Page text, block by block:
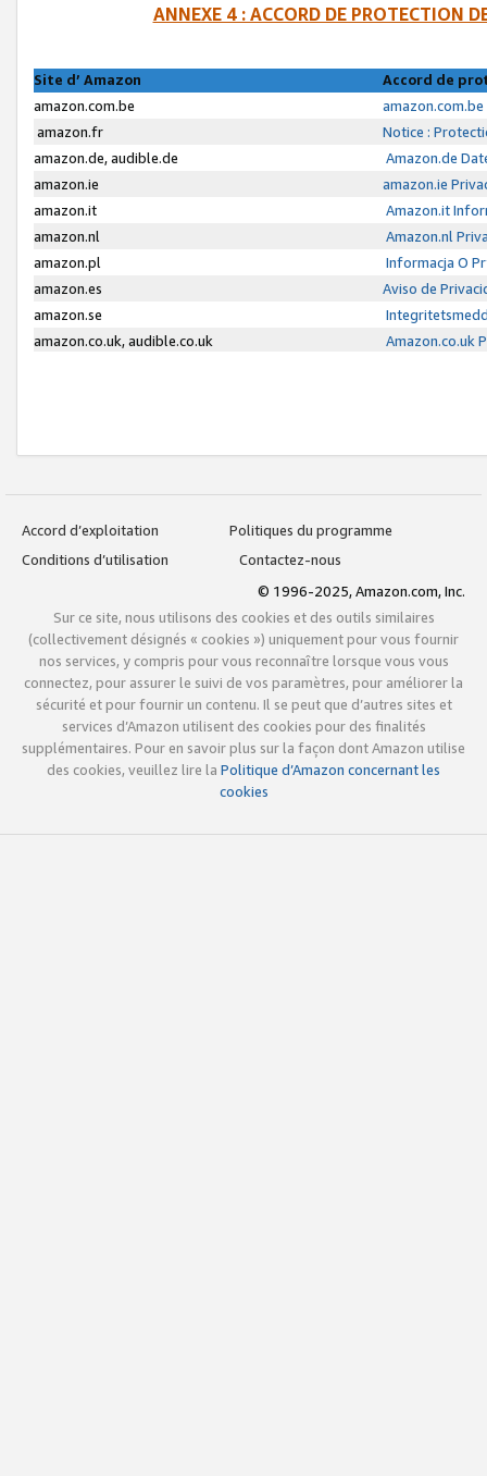
ANNEXE 4 : ACCORD DE PROTECTION
Site d’ Amazon
Accord de
amazon.com.be
amazon.fr
Notice :
amazon.de, audible.de
Amazon.de
amazon.ie
amazon.ie
amazon.it
Amazon.it
amazon.nl
Amazon.nl
amazon.pl
Informacja O
amazon.es
Aviso de
amazon.se
amazon.co.uk, audible.co.uk
Amazon.co.uk
Accord d’exploitation
Politiques du programme
Conditions d’utilisation
Contactez-nous
© 1996-2025, Amazon.com, Inc.
Sur ce site, nous utilisons des cookies et des outils similaires
(collectivement désignés « cookies ») uniquement pour vous fournir
nos services, y compris pour vous reconnaître lorsque vous vous
connectez, pour assurer le suivi de vos paramètres, pour améliorer la
sécurité et pour fournir un contenu. Il se peut que d’autres sites et
services d’Amazon utilisent des cookies pour des finalités
supplémentaires. Pour en savoir plus sur la façon dont Amazon utilise
des cookies, veuillez lire la Politique d’Amazon concernant les
cookies